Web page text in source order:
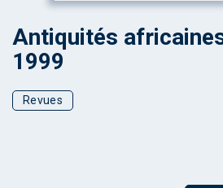
Antiquités
1999
Revues